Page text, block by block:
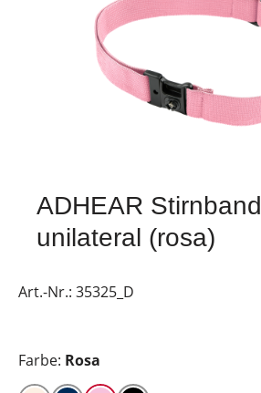
ADHEAR Stirnband
unilateral (rosa)
Art.-Nr.: 35325_D
Farbe: Rosa